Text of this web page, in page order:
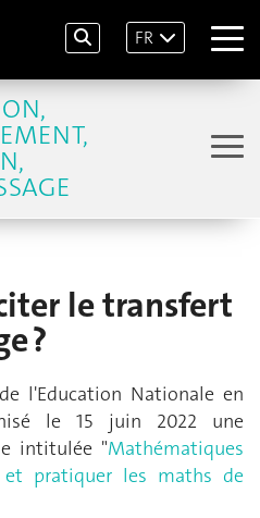
FR
le transfert
?
l'Education Nationale en
le 15 juin 2022 une
intitulée "Mathématiques
pratiquer les maths de